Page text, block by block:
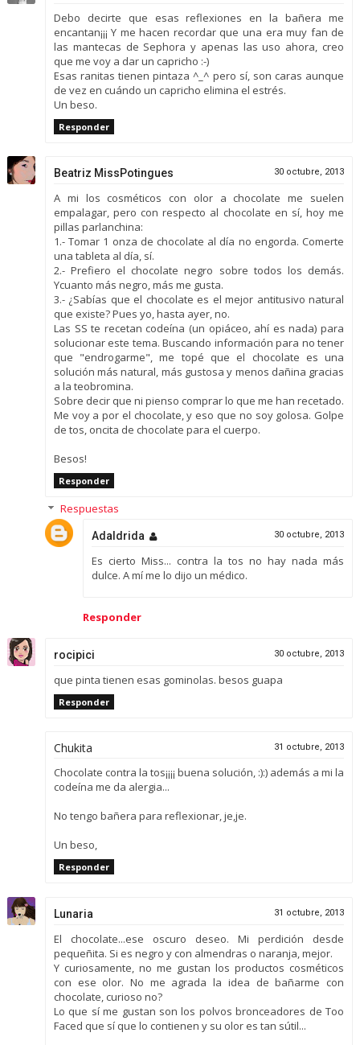
Debo decirte que esas reflexiones en la bañera me
encantan¡¡¡ Y me hacen recordar que una era muy fan de
las mantecas de Sephora y apenas las uso ahora, creo
que me voy a dar un capricho :-)
Esas ranitas tienen pintaza ^_^ pero sí, son caras aunque
de vez en cuándo un capricho elimina el estrés.
Un beso.
Responder
Beatriz MissPotingues 30 octubre, 2013
A mi los cosméticos con olor a chocolate me suelen
empalagar, pero con respecto al chocolate en sí, hoy me
pillas parlanchina:
1.- Tomar 1 onza de chocolate al día no engorda. Comerte
una tableta al día, sí.
2.- Prefiero el chocolate negro sobre todos los demás.
Ycuanto más negro, más me gusta.
3.- ¿Sabías que el chocolate es el mejor antitusivo natural
que existe? Pues yo, hasta ayer, no.
Las SS te recetan codeína (un opiáceo, ahí es nada) para
solucionar este tema. Buscando información para no tener
que "endrogarme", me topé que el chocolate es una
solución más natural, más gustosa y menos dañina gracias
a la teobromina.
Sobre decir que ni pienso comprar lo que me han recetado.
Me voy a por el chocolate, y eso que no soy golosa. Golpe
de tos, oncita de chocolate para el cuerpo.
Besos!
Responder
Respuestas
Adaldrida 30 octubre, 2013
Es cierto Miss... contra la tos no hay nada más
dulce. A mí me lo dijo un médico.
Responder
rocipici 30 octubre, 2013
que pinta tienen esas gominolas. besos guapa
Responder
Chukita 31 octubre, 2013
Chocolate contra la tos¡¡¡¡ buena solución, :):) además a mi la
codeína me da alergia...
No tengo bañera para reflexionar, je,je.
Un beso,
Responder
Lunaria 31 octubre, 2013
El chocolate...ese oscuro deseo. Mi perdición desde
pequeñita. Si es negro y con almendras o naranja, mejor.
Y curiosamente, no me gustan los productos cosméticos
con ese olor. No me agrada la idea de bañarme con
chocolate, curioso no?
Lo que sí me gustan son los polvos bronceadores de Too
Faced que sí que lo contienen y su olor es tan sútil...